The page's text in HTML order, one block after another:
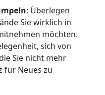
: Überlegen
Sie wirklich in
möchten.
sich von
Sie nicht mehr
für Neues zu